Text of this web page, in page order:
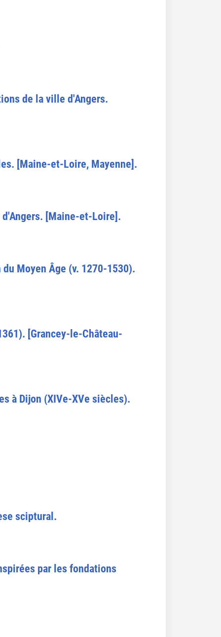
de la ville d'Angers.
[Maine-et-Loire, Mayenne].
[Maine-et-Loire].
Moyen Âge (v. 1270-1530).
[Grancey-le-Château-
à Dijon (XIVe-XVe siècles).
sciptural.
par les fondations